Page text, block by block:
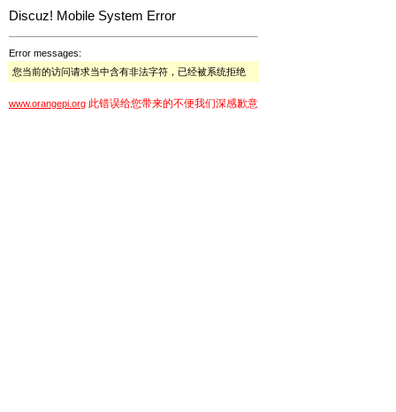
Discuz! Mobile System Error
Error messages:
您当前的访问请求当中含有非法字符，已经被系统拒绝
www.orangepi.org 此错误给您带来的不便我们深感歉意